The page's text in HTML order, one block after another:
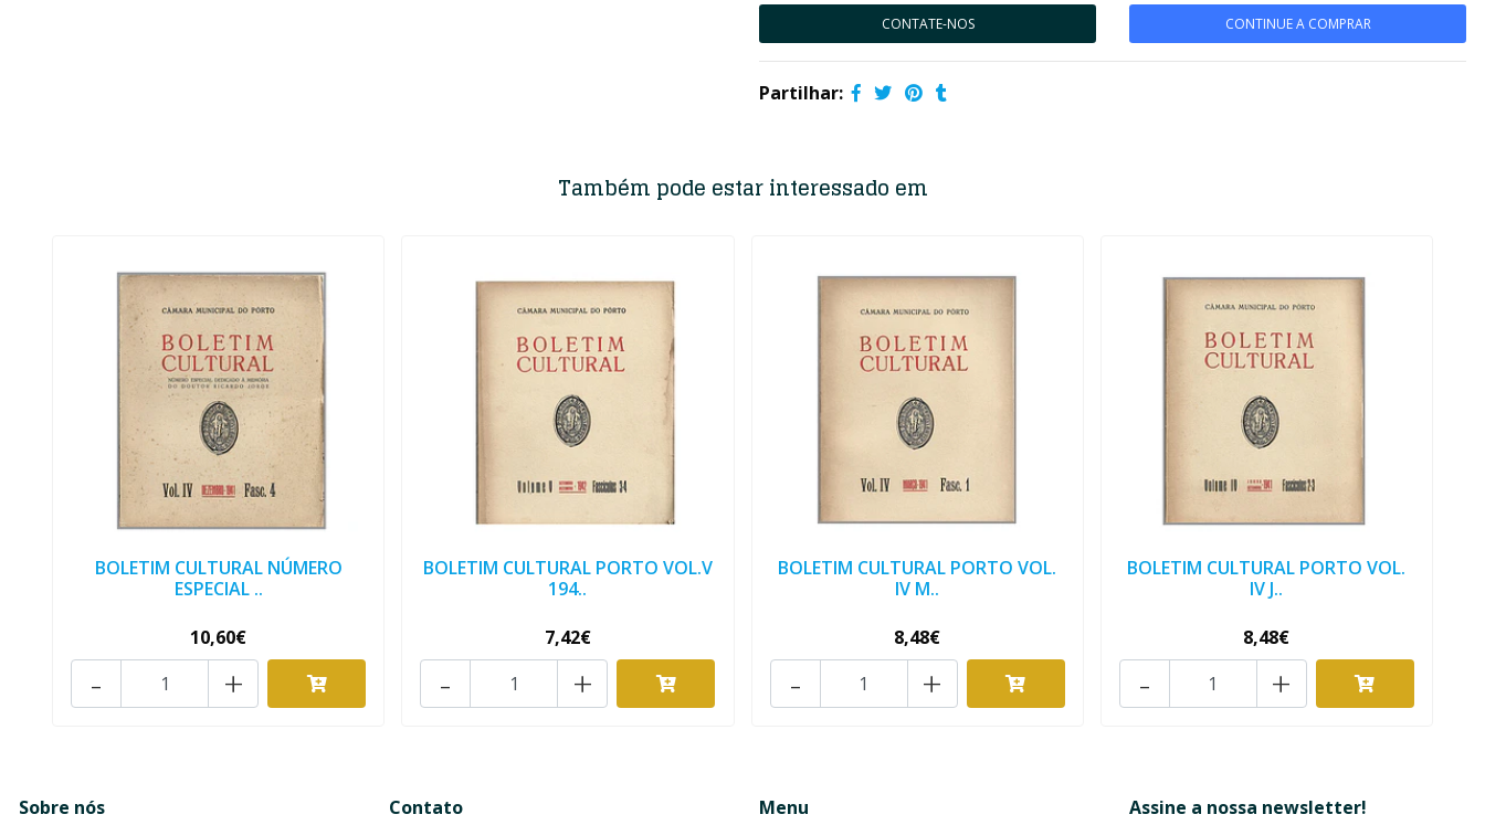
CONTATE-NOS CONTINUE A COMPRAR
Partilhar:
Também pode estar interessado em
BOLETIM CULTURAL NÚMERO
ESPECIAL ..
10,60€
+
-
BOLETIM CULTURAL PORTO VOL.V
194..
7,42€
+
-
BOLETIM CULTURAL PORTO VOL.
IV M..
8,48€
+
-
BOLETIM CULTURAL PORTO VOL.
IV J..
8,48€
+
-
Sobre nós Contato Menu Assine a nossa newsletter!